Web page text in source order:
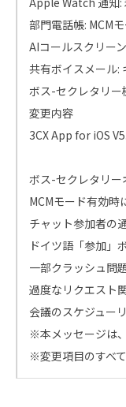
部門電話帳: MCM
AIコールスクリー
共有ボイスメール:
ボス-セクレタリー
変更内容
3CX App for iOS
ボス-セクレタリー
MCMモード有効
チャット参加者の
ドイツ語「参加」
一部クラッシュ問
過度なリクエスト
会議のスケジュー
※本メッセージは
※変更項目のすべ